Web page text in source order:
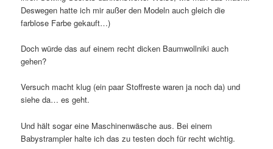
Deswegen hatte ich mir außer den Modeln auch gleich die
farblose Farbe gekauft…)
Doch würde das auf einem recht dicken Baumwollniki auch
gehen?
Versuch macht klug (ein paar Stoffreste waren ja noch da) und
siehe da… es geht.
Und hält sogar eine Maschinenwäsche aus. Bei einem
Babystrampler halte ich das zu testen doch für recht wichtig.